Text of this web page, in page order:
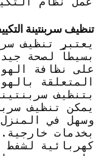
تنظيف سربنتينة
يعتبر تنظيف
بسيطاً لصحة
على نظافة
المتعلقة
بتنظيف
يمكن تنظيف
وسهل في
بخدمات
كهربائية لشفط